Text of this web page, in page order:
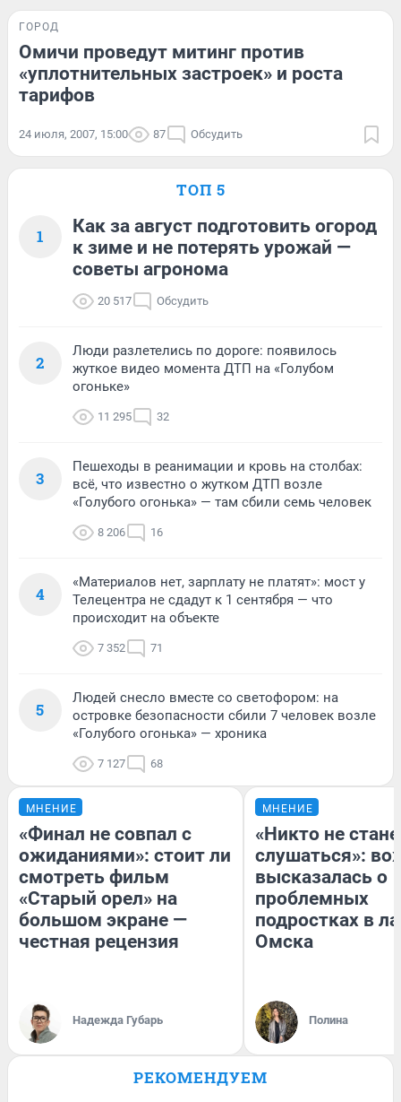
ГОРОД
Омичи проведут митинг против
«уплотнительных застроек» и роста
тарифов
24 июля, 2007, 15:00 87 Обсудить
ТОП 5
1
Как за август подготовить огород
к зиме и не потерять урожай —
советы агронома
20 517 Обсудить
2
Люди разлетелись по дороге: появилось
жуткое видео момента ДТП на «Голубом
огоньке»
11 295 32
3
Пешеходы в реанимации и кровь на столбах:
всё, что известно о жутком ДТП возле
«Голубого огонька» — там сбили семь человек
8 206 16
4
«Материалов нет, зарплату не платят»: мост у
Телецентра не сдадут к 1 сентября — что
происходит на объекте
7 352 71
5
Людей снесло вместе со светофором: на
островке безопасности сбили 7 человек возле
«Голубого огонька» — хроника
7 127 68
МНЕНИЕ
«Финал не совпал с
ожиданиями»: стоит ли
смотреть фильм
«Старый орел» на
большом экране —
честная рецензия
Надежда Губарь
МНЕНИЕ
«Никто не
слушаться»:
высказалась о
проблемных
подростках в
Омска
Полина
РЕКОМЕНДУЕМ